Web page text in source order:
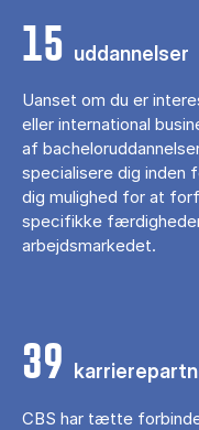
15 uddannelser
Uanset om du er
eller international
af
specialisere dig inden
dig mulighed for at
specifikke
arbejdsmarkedet.
39
CBS har tætte